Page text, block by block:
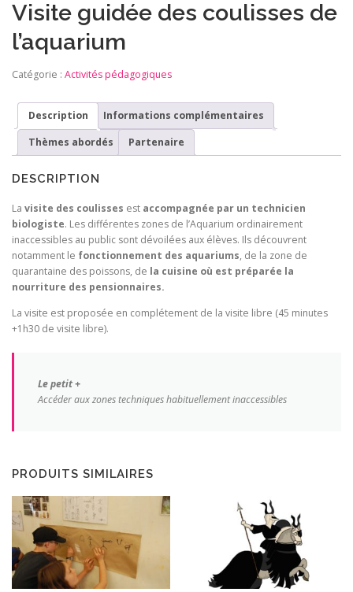
Visite guidée des coulisses de
l’aquarium
Catégorie : Activités pédagogiques
Description Informations complémentaires
Thèmes abordés Partenaire
DESCRIPTION
La visite des coulisses est accompagnée par un technicien
biologiste. Les différentes zones de l’Aquarium ordinairement
inaccessibles au public sont dévoilées aux élèves. Ils découvrent
notamment le fonctionnement des aquariums, de la zone de
quarantaine des poissons, de la cuisine où est préparée la
nourriture des pensionnaires.
La visite est proposée en complétement de la visite libre (45 minutes
+1h30 de visite libre).
Le petit +
Accéder aux zones techniques habituellement inaccessibles
PRODUITS SIMILAIRES